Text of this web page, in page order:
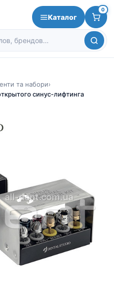
Каталог
0
та набори›
синус-лифтинга